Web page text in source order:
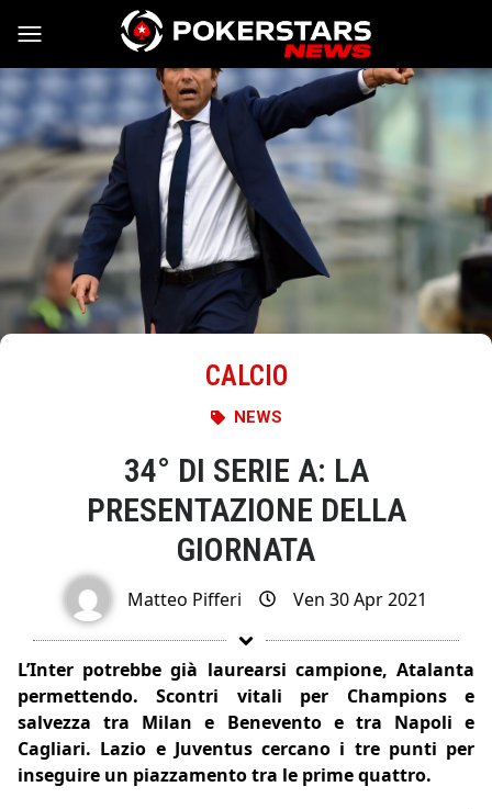
Vai al contenuto
CALCIO
NEWS
34° DI SERIE A: LA
PRESENTAZIONE DELLA
GIORNATA
Matteo Pifferi Ven 30 Apr 2021
L’Inter potrebbe già laurearsi campione, Atalanta
permettendo. Scontri vitali per Champions e
salvezza tra Milan e Benevento e tra Napoli e
Cagliari. Lazio e Juventus cercano i tre punti per
inseguire un piazzamento tra le prime quattro.